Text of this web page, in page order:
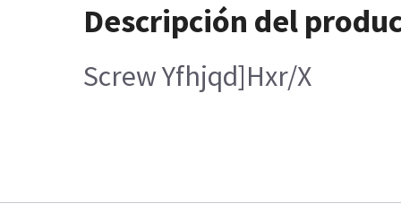
Descripción del
Screw Yfhjqd]Hxr/X